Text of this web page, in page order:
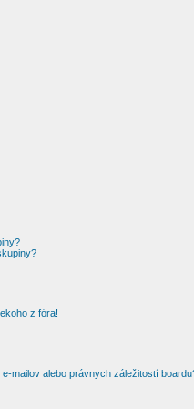
z fóra!
mailov alebo právnych záležitostí